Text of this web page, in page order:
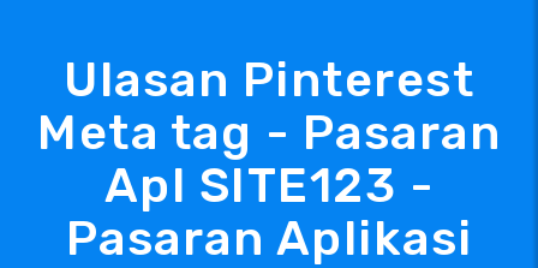
Ulasan Pinterest
Meta tag - Pasaran
Apl SITE123 -
Pasaran Aplikasi